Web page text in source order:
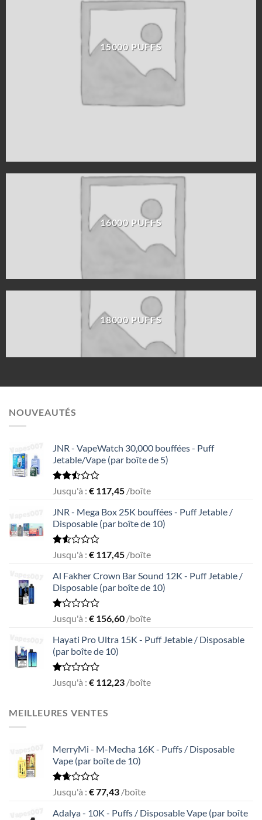
15000 PUFFS
16000 PUFFS
18000 PUFFS
NOUVEAUTÉS
JNR - VapeWatch 30,000 bouffées - Puff
Jetable/Vape (par boîte de 5)
Rated
out
of 5
Jusqu'à : € 117,45 /boîte
JNR - Mega Box 25K bouffées - Puff Jetable /
Disposable (par boîte de 10)
Rated
out
of
5
Jusqu'à : € 117,45 /boîte
Al Fakher Crown Bar Sound 12K - Puff Jetable /
Disposable (par boîte de 10)
Rated
out
of
5
Jusqu'à : € 156,60 /boîte
Hayati Pro Ultra 15K - Puff Jetable / Disposable
(par boîte de 10)
Rated
of
5
Jusqu'à : € 112,23 /boîte
MEILLEURES VENTES
MerryMi - M-Mecha 16K - Puffs / Disposable
Vape (par boîte de 10)
Rated
out
Jusqu'à : €77,43 /boîte
Adalya - 10K - Puffs / Disposable Vape (par boîte